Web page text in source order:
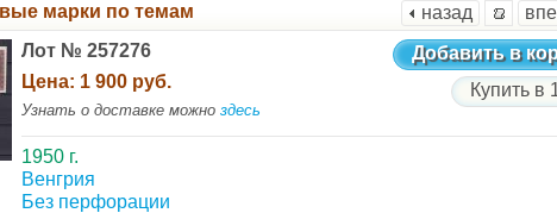
назад
марки по темам
Лот № 257276
Цена: 1 900 руб.
Узнать о доставке можно здесь
Добавить в
Купить в
1950 г.
Венгрия
Без перфорации